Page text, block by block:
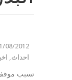
08/2012
احداث,
تسبب موقف